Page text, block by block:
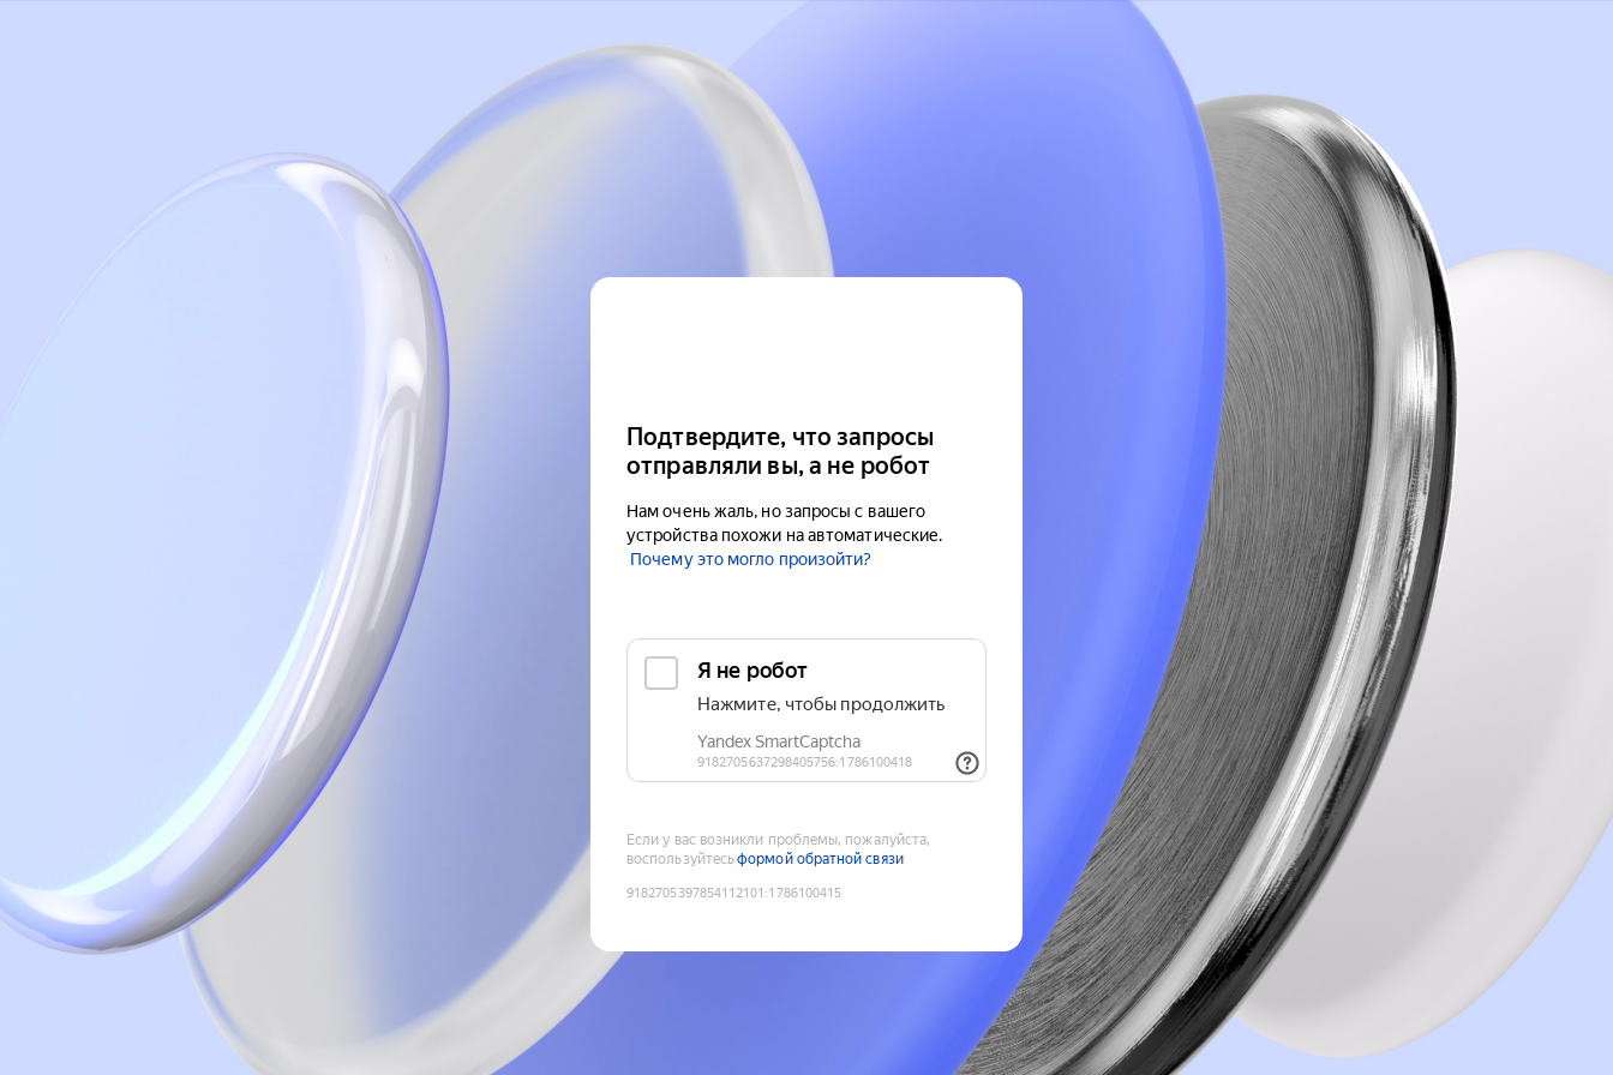
Подтвердите, что запросы
отправляли вы, а не робот
Нам очень жаль, но запросы с вашего
устройства похожи на автоматические.
Почему это могло произойти?
Если у вас возникли проблемы, пожалуйста,
воспользуйтесьформой обратной связи
9182705397854112101 :1786100415